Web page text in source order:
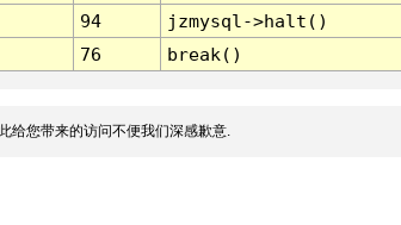
94
jzmysql->halt()
76 break()
给您带来的访问不便我们深感歉意.